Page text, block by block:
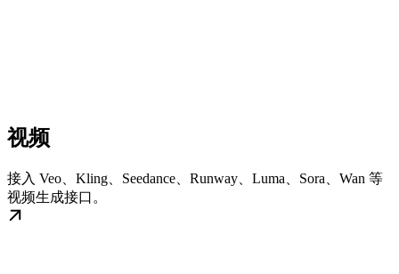
视频
接入 Veo、Kling、Seedance、Runway、Luma、Sora、Wan 等
视频生成接口。